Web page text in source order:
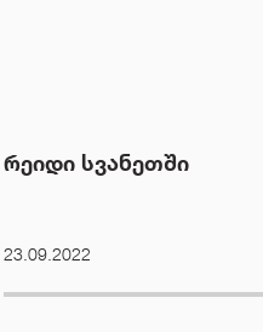
რეიდი სვანეთში
23.09.2022